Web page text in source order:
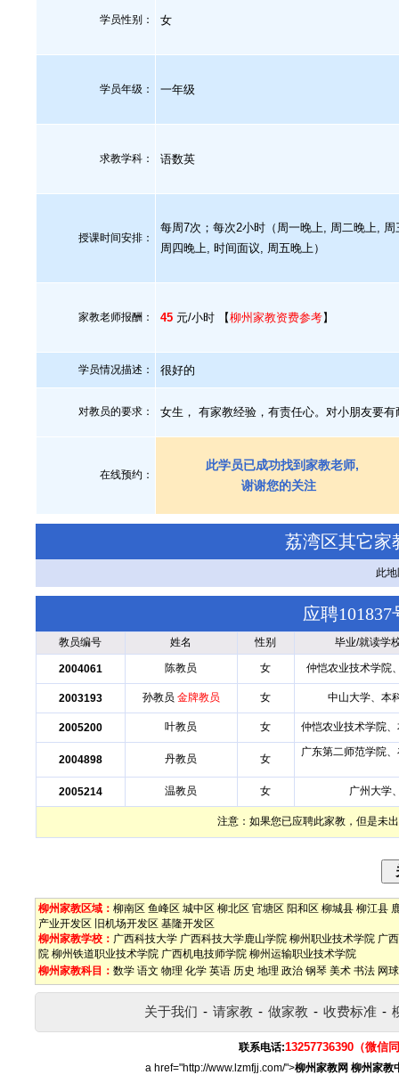
学员性别： 女
学员年级： 一年级
求教学科： 语数英
授课时间安排：
每周7次；每次2小时（周一晚上, 周二晚上, 周
周四晚上, 时间面议, 周五晚上）
家教老师报酬： 45 元/小时 【柳州家教资费参考】
学员情况描述： 很好的
对教员的要求： 女生， 有家教经验，有责任心。对小朋友要有
在线预约：
此学员已成功找到家教老师,
谢谢您的关注
荔湾区其它家
此
应聘
教员编号 姓名 性别 毕业/就读学
2004061 陈教员 女 仲恺农业技术学院
2003193 孙教员 金牌教员 女 中山大学、本
2005200 叶教员 女 仲恺农业技术学院
2004898 丹教员 女
广东第二师范学院
2005214 温教员 女 广州大学
注意：如果您已应聘此家教，但是未
柳州家教区域： 柳南区 鱼峰区 城中区 柳北区 官塘区 阳和区 柳城县 柳江县
产业开发区
旧机场开发区 基隆开发区
柳州家教学校： 广西科技大学 广西科技大学鹿山学院 柳州职业技术学院 广
院 柳州铁道职业技术学院 广西机电技师学院 柳州运输职业技术学院
柳州家教科目： 数学 语文 物理 化学 英语 历史 地理 政治 钢琴 美术 书法 网球
关于我们 - 请家教 - 做家教 - 收费标准 -
联系电话:13257736390（微信
a href="http://www.lzmfjj.com/">柳州家教网 柳州家教